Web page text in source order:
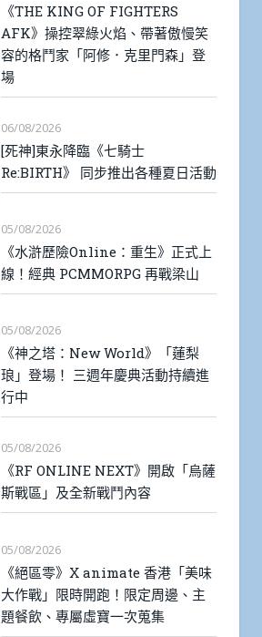
《THE KING OF FIGHTERS
AFK》操控翠綠火焰、帶著傲慢笑
容的格鬥家「阿修．克里門森」登
場
06/08/2026
[死神]東永降臨《七騎士
Re:BIRTH》 同步推出各種夏日活動
05/08/2026
《水滸歷險Online：重生》正式上
線！經典 PCMMORPG 再戰梁山
05/08/2026
《神之塔：New World》「蓮梨
琅」登場！ 三週年慶典活動持續進
行中
05/08/2026
《RF ONLINE NEXT》開啟「烏薩
斯戰區」及全新戰鬥內容
05/08/2026
《絕區零》X animate 香港「美味
大作戰」限時開跑！限定周邊、主
題餐飲、專屬虛寶一次蒐集